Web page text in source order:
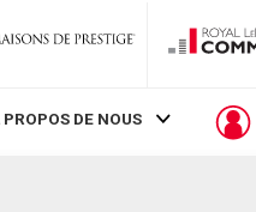
PROPOS DE NOUS